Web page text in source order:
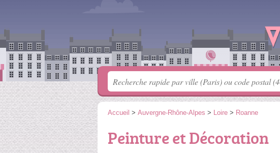
Accueil > Auvergne-Rhône-Alpes > Loire > Roanne
Peinture et Décoration